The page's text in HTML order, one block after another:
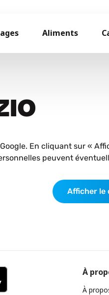
Aliments
En cliquant sur «
peuvent
Afficher le
À
À